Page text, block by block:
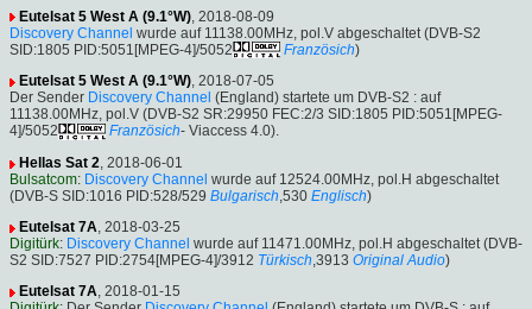
Eutelsat 5 West A (9.1°W) , 2018-08-09
Discovery Channel wurde auf 11138.00MHz, pol.V abgeschaltet (DVB-S2
SID:1805 PID:5051[MPEG-4]/5052
Französich)
Eutelsat 5 West A (9.1°W), 2018-07-05
Der Sender Discovery Channel (England) startete um DVB-S2 : auf
11138.00MHz, pol.V (DVB-S2 SR:29950 FEC:2/3 SID:1805 PID:5051[MPEG-
4]/5052
Französich- Viaccess 4.0).
Hellas Sat 2, 2018-06-01
Bulsatcom: Discovery Channel wurde auf 12524.00MHz, pol.H abgeschaltet
(DVB-S SID:1016 PID:528/529 Bulgarisch,530 Englisch)
Eutelsat 7A, 2018-03-25
Digitürk: Discovery Channel wurde auf 11471.00MHz, pol.H abgeschaltet (DVB-
S2 SID:7527 PID:2754[MPEG-4]/3912 Türkisch,3913 Original Audio)
Eutelsat 7A, 2018-01-15